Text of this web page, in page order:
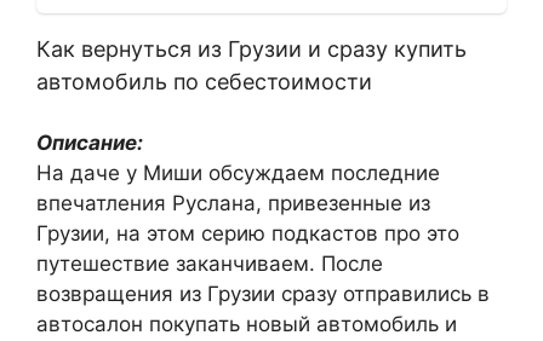
Как вернуться из Грузии и сразу купить
автомобиль по себестоимости
Описание:
На даче у Миши обсуждаем последние
впечатления Руслана, привезенные из
Грузии, на этом серию подкастов про это
путешествие заканчиваем. После
возвращения из Грузии сразу отправились в
автосалон покупать новый автомобиль и